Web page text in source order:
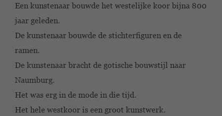
Een kunstenaar bouwde het westelijke koor bijna 800
jaar geleden.
De kunstenaar bouwde de stichterfiguren en de
ramen.
De kunstenaar bracht de gotische bouwstijl naar
Naumburg.
Het was erg in de mode in die tijd.
Het hele westkoor is een groot kunstwerk.